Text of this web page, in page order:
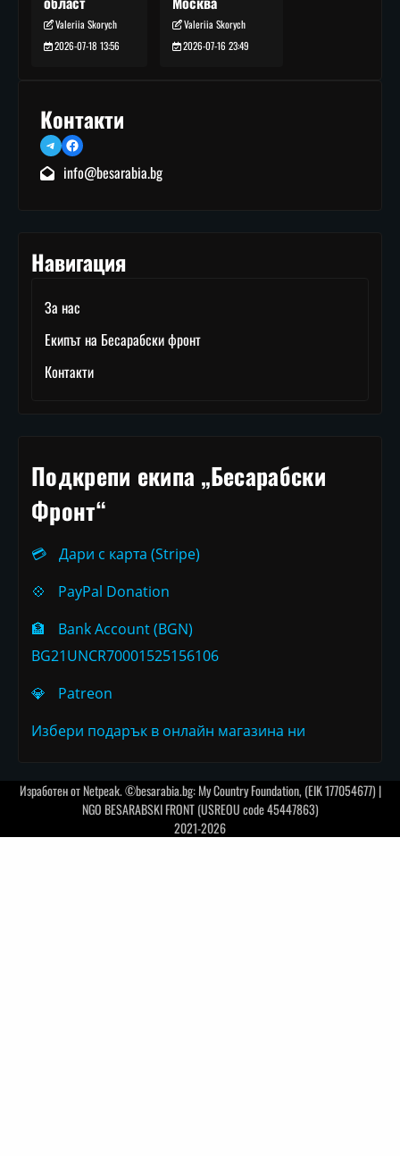
Valeriia Skorych
2026-07-18 13:56
Valeriia Skorych
2026-07-16 23:49
Контакти
TelegramFacebook
info@besarabia.bg
Навигация
За нас
Екипът на Бесарабски фронт
Контакти
Подкрепи екипа „Бесарабски
Фронт“
💳
Дари с карта (Stripe)
💠
PayPal Donation
🏦
Bank Account (BGN)
BG21UNCR70001525156106
💎
Patreon
Избери подарък в онлайн магазина ни
Изработен отNetpeak. ©besarabia.bg: My Country Foundation, (EIK 177054677) |
NGO BESARABSKI FRONT (USREOU code 45447863)
2021-2026